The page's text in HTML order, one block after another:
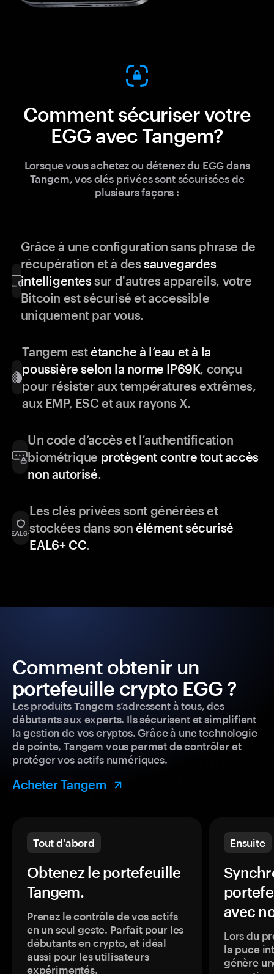
Comment sécuriser votre
EGG avec Tangem?
Lorsque vous achetez ou détenez du EGG dans
Tangem, vos clés privées sont sécurisées de
plusieurs façons :
Grâce à une configuration sans phrase de
récupération et à dessauvegardes
intelligentessur d'autres appareils, votre
Bitcoin est sécurisé et accessible
uniquement par vous.
Tangem estétanche à l’eau et à la
poussière selon la norme IP69K, conçu
pour résister aux températures extrêmes,
aux EMP, ESC et aux rayons X.
Un code d’accès et l’authentification
biométrique protègent contre tout accès
non autorisé.
Les clés privées sont générées et
stockées dans sonélément sécurisé
EAL6+ CC.
Comment obtenir un
portefeuille crypto EGG ?
Les produits Tangem s’adressent à tous, des
débutants aux experts. Ils sécurisent et simplifient
la gestion de vos cryptos. Grâce à une technologie
de pointe, Tangem vous permet de contrôler et
protéger vos actifs numériques.
Acheter Tangem
Tout d'abord
Obtenez le portefeuille
Tangem.
Prenez le contrôle de vos actifs
en un seul geste. Parfait pour les
débutants en crypto, et idéal
aussi pour les utilisateurs
expérimentés.
Ensuite
avec
Lors du
la puce
génère